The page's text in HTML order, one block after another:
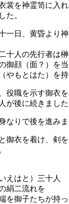
裳を神霊笥に入れ
た。
一日、黄昏より
十人の先行者は
御顔（面？）を当
やもとはた）を持
役職を示す御衣
が後に続きました
なりで後を進みま
御衣を着け、剣
えはと）三十人
絹二流れを
を御子たちが持っ